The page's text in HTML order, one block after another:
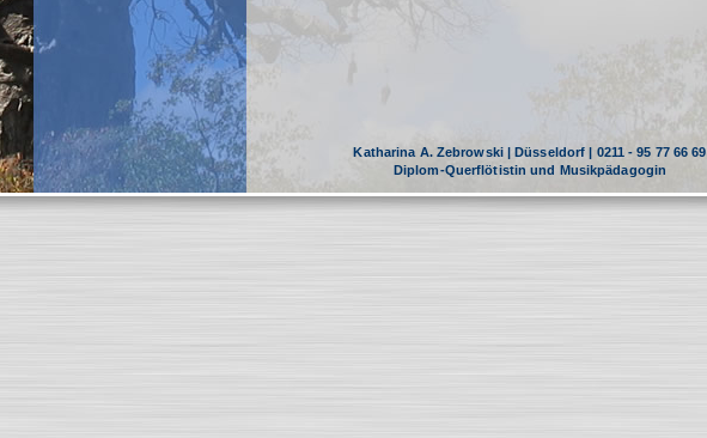
Katharina A. Zebrowski | Düsseldorf | 0211 - 95 77 66 69
Diplom-Querflötistin und Musikpädagogin